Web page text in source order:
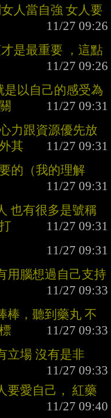
人當自強 女人要
是最重要 ，這點
是以自己的感受為
力跟資源優先放
其
的（我的理解
也有很多是號稱
用腦想過自己支持
棒，聽到藥丸 不
立場 沒有是非
要愛自己， 紅藥